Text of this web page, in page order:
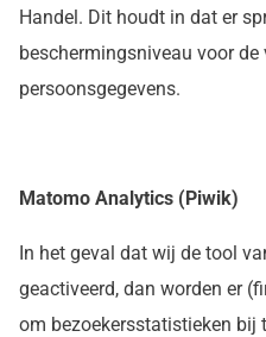
Handel. Dit houdt in dat er
beschermingsniveau voor
persoonsgegevens.
Matomo Analytics (Piwik)
In het geval dat wij de tool
geactiveerd, dan worden er
om bezoekersstatistieken bij